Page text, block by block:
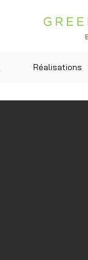
Réalisations